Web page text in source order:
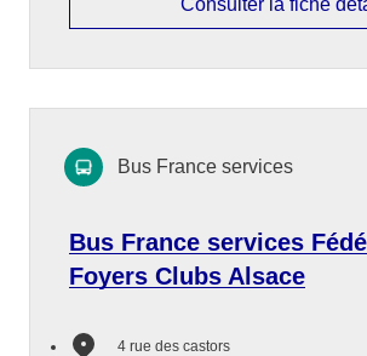
Consulter la fiche
Bus France services
Foyers Clubs Alsace
4 rue des castors
Bus France services